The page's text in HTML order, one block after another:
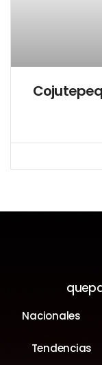
Nacionales
Tendencias